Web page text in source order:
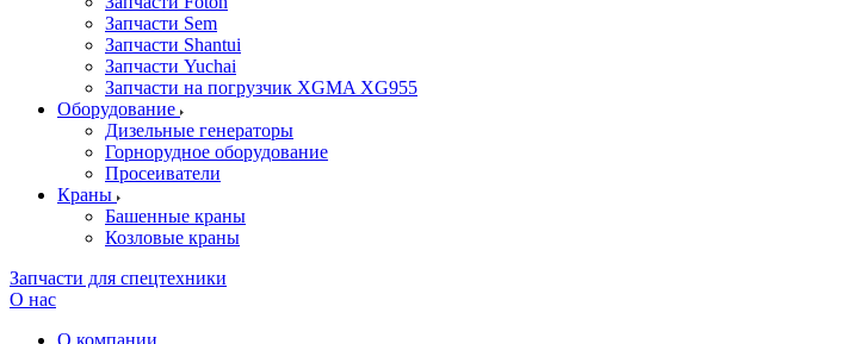
Запчасти Sem
Запчасти Shantui
Запчасти Yuchai
Запчасти на погрузчик XGMA XG955
Оборудование
Дизельные генераторы
Горнорудное оборудование
Просеиватели
Краны
Башенные краны
Козловые краны
Запчасти для спецтехники
О нас
О компании